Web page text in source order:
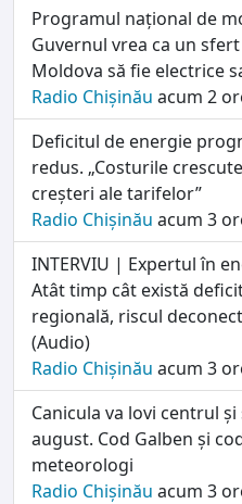
Programul național de
Guvernul vrea ca un
Moldova să fie electrice
Radio Chișinău acum 2
Deficitul de energie
redus. „Costurile
creșteri ale tarifelor”
Radio Chișinău acum 3
INTERVIU | Expertul în
Atât timp cât există
regională, riscul
(Audio)
Radio Chișinău acum 3
Canicula va lovi centrul
august. Cod Galben și
meteorologi
Radio Chișinău acum 3